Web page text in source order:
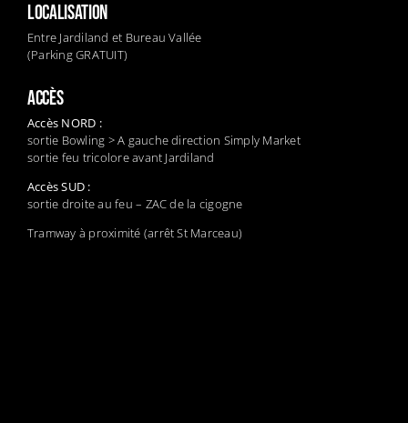
LOCALISATION
Entre Jardiland et Bureau Vallée
(Parking GRATUIT)
ACCÈS
Accès NORD :
sortie Bowling > A gauche direction Simply Market
sortie feu tricolore avant Jardiland
Accès SUD :
sortie droite au feu – ZAC de la cigogne
Tramway à proximité (arrêt St Marceau)